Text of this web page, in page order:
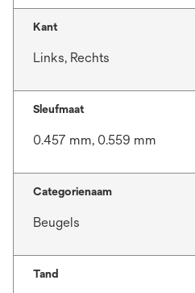
Kant
Links, Rechts
Sleufmaat
0.457 mm, 0.559 mm
Categorienaam
Beugels
Tand